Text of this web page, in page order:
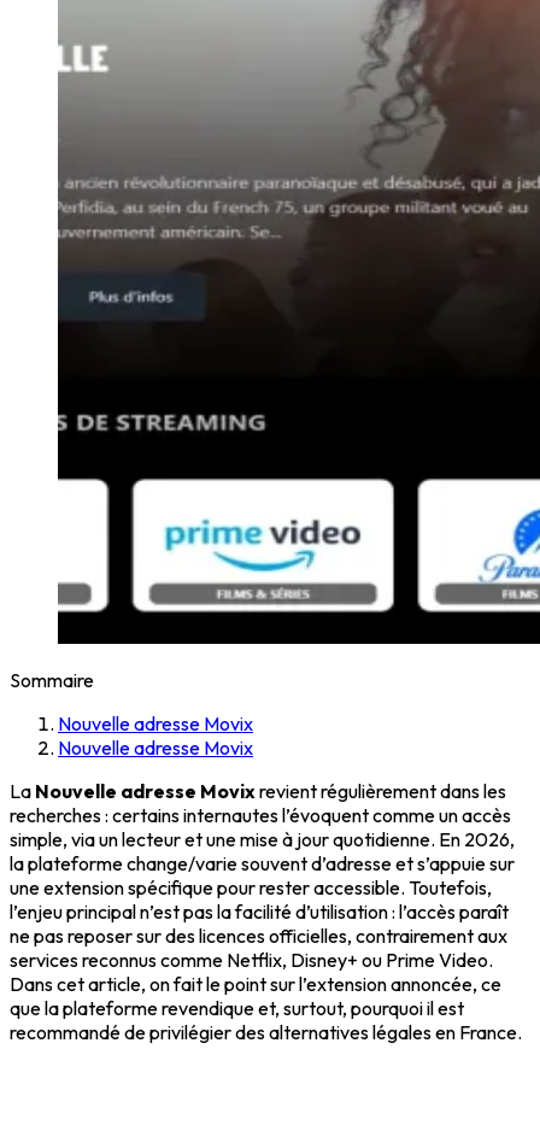
Sommaire
Nouvelle adresse Movix
Nouvelle adresse Movix
La Nouvelle adresse Movixrevient régulièrement dans les
recherches : certains internautes l’évoquent comme un accès
simple, via un lecteur et une mise à jour quotidienne. En 2026,
la plateforme change/varie souvent d’adresse et s’appuie sur
une extension spécifique pour rester accessible. Toutefois,
l’enjeu principal n’est pas la facilité d’utilisation : l’accès paraît
ne pas reposer sur des licences officielles, contrairement aux
services reconnus comme Netflix, Disney+ ou Prime Video.
Dans cet article, on fait le point sur l’extension annoncée, ce
que la plateforme revendique et, surtout, pourquoi il est
recommandé de privilégier des alternatives légales en France.